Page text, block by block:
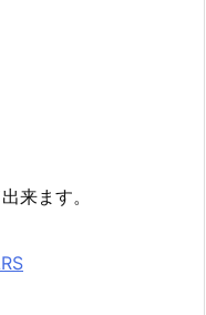
来ます。